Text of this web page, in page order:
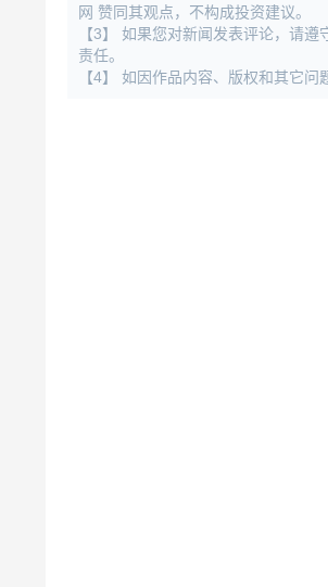
网 赞同其观点，不构成投资建议。
【3】 如果您对新闻发表评论，请
责任。
【4】 如因作品内容、版权和其它问